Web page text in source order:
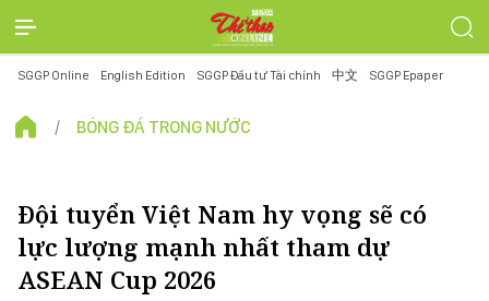
SGGP Online English Edition SGGP Đầu tư Tài chính 中文 SGGP Epaper
BÓNG ĐÁ TRONG NƯỚC
Đội tuyển Việt Nam hy vọng sẽ có
lực lượng mạnh nhất tham dự
ASEAN Cup 2026